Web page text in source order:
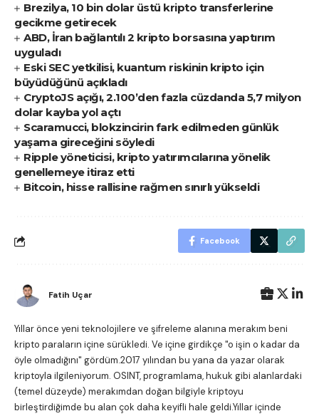
Brezilya, 10 bin dolar üstü kripto transferlerine
gecikme getirecek
ABD, İran bağlantılı 2 kripto borsasına yaptırım
uyguladı
Eski SEC yetkilisi, kuantum riskinin kripto için
büyüdüğünü açıkladı
CryptoJS açığı, 2.100’den fazla cüzdanda 5,7 milyon
dolar kayba yol açtı
Scaramucci, blokzincirin fark edilmeden günlük
yaşama gireceğini söyledi
Ripple yöneticisi, kripto yatırımcılarına yönelik
genellemeye itiraz etti
Bitcoin, hisse rallisine rağmen sınırlı yükseldi
Facebook
Fatih Uçar
Yıllar önce yeni teknolojilere ve şifreleme alanına merakım beni
kripto paraların içine sürükledi. Ve içine girdikçe "o işin o kadar da
öyle olmadığını" gördüm.2017 yılından bu yana da yazar olarak
kriptoyla ilgileniyorum. OSINT, programlama, hukuk gibi alanlardaki
(temel düzeyde) merakımdan doğan bilgiyle kriptoyu
birleştirdiğimde bu alan çok daha keyifli hale geldi.Yıllar içinde